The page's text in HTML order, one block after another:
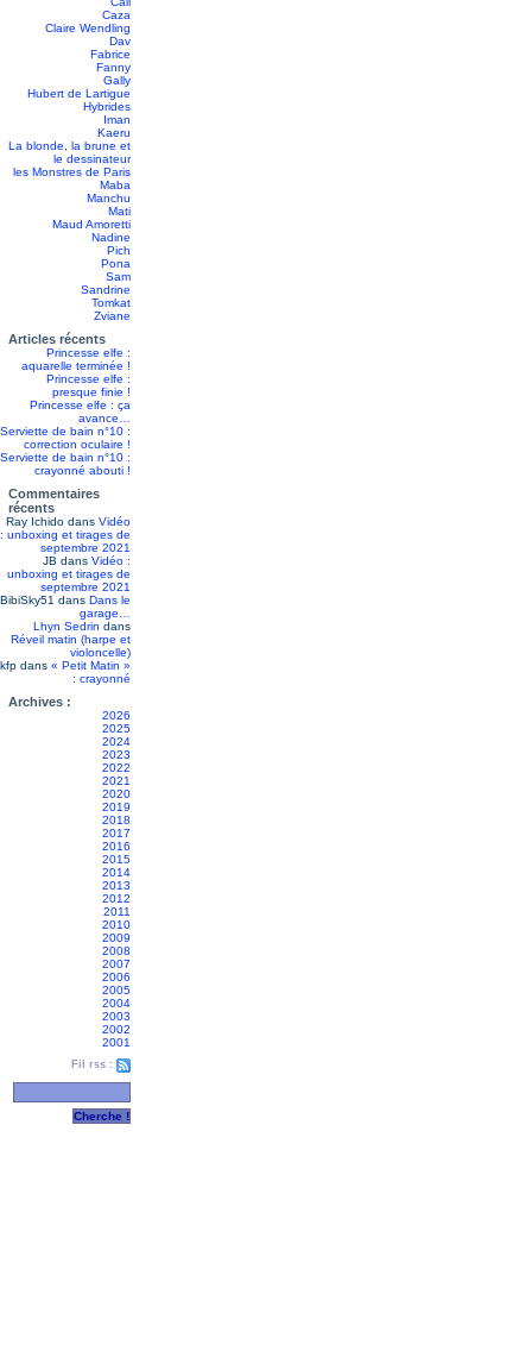
Caza
Claire Wendling
Dav
Fabrice
Fanny
Gally
Hubert de Lartigue
Hybrides
Iman
Kaeru
La blonde, la brune et
le dessinateur
les Monstres de Paris
Maba
Manchu
Mati
Maud Amoretti
Nadine
Pich
Pona
Sam
Sandrine
Tomkat
Zviane
Articles récents
Princesse elfe :
aquarelle terminée !
Princesse elfe :
presque finie !
Princesse elfe : ça
avance…
Serviette de bain n°10 :
correction oculaire !
Serviette de bain n°10 :
crayonné abouti !
Commentaires
récents
Ray Ichido dans Vidéo
: unboxing et tirages de
septembre 2021
JB dans Vidéo :
unboxing et tirages de
septembre 2021
BibiSky51 dans Dans le
garage…
Lhyn Sedrin dans
Réveil matin (harpe et
violoncelle)
kfp dans « Petit Matin »
: crayonné
Archives :
2026
2025
2024
2023
2022
2021
2020
2019
2018
2017
2016
2015
2014
2013
2012
2011
2010
2009
2008
2007
2006
2005
2004
2003
2002
2001
Fil rss :